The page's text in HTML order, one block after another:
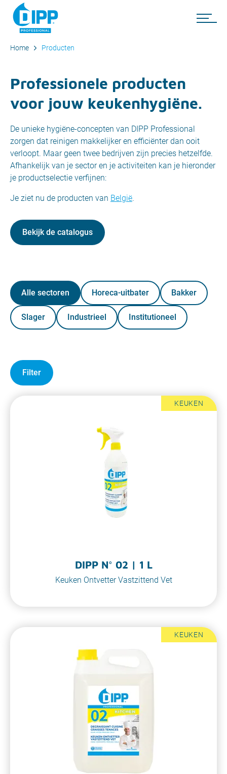
Home Producten
Professionele producten
voor jouw keukenhygiëne.
De unieke hygiëne-concepten van DIPP Professional
zorgen dat reinigen makkelijker en efficiënter dan ooit
verloopt. Maar geen twee bedrijven zijn precies hetzelfde.
Afhankelijk van je sector en je activiteiten kan je hieronder
je productselectie verfijnen:
Je ziet nu de producten van België.
Bekijk de catalogus
Alle sectoren Horeca-uitbater Bakker
Slager Industrieel Institutioneel
Filter
KEUKEN
DIPP N° 02 | 1 L
Keuken Ontvetter Vastzittend Vet
KEUKEN